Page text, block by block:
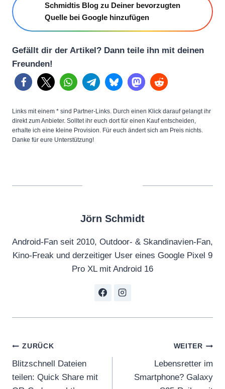
Schmidtis Blog zu Deiner bevorzugten
Quelle bei Google hinzufügen
Gefällt dir der Artikel? Dann teile ihn mit deinen
Freunden!
Links mit einem * sind Partner-Links. Durch einen Klick darauf gelangt ihr
direkt zum Anbieter. Solltet ihr euch dort für einen Kauf entscheiden,
erhalte ich eine kleine Provision. Für euch ändert sich am Preis nichts.
Danke für eure Unterstützung!
Jörn Schmidt
Android-Fan seit 2010, Outdoor- & Skandinavien-Fan,
Kino-Freak und derzeitiger User eines Google Pixel 9
Pro XL mit Android 16
Beitragsnavigation
ZURÜCK
Blitzschnell Dateien
teilen: Quick Share mit
WEITER
Lebensretter im
Smartphone? Galaxy